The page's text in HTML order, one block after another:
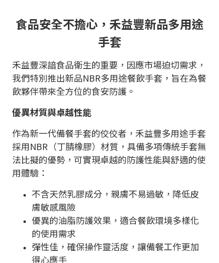
食品安全不擔心，禾益豐新品多用途
手套
禾益豐深諳食品衛生的重要，因應市場迫切需求，
我們特別推出新品NBR多用途餐飲手套，旨在為餐
飲夥伴帶來全方位的食安防護。
優異材質與卓越性能
作為新一代備餐手套的佼佼者，禾益豐多用途手套
採用NBR（丁腈橡膠）材質，具備多項傳統手套無
法比擬的優勢，可實現卓越的防護性能與舒適的使
用體驗：
不含天然乳膠成分，親膚不易過敏，降低皮
膚敏感風險
優異的油脂防護效果，適合餐飲環境多樣化
的使用需求
彈性佳，確保操作靈活度，讓備餐工作更加
得心應手